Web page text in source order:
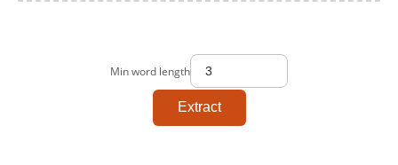
Min word length
Extract